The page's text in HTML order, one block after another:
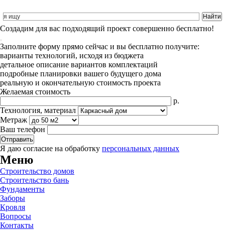
Cоздадим для вас подходящий проект совершенно бесплатно!
Заполните форму прямо сейчас и вы бесплатно получите:
варианты технологий, исходя из бюджета
детальное описание вариантов комплектаций
подробные планировки вашего будущего дома
реальную и окончательную стоимость проекта
Желаемая стоимость
р.
Технология, материал
Метраж
Ваш телефон
Я даю согласие на обработку персональных данных
Меню
Строительство домов
Строительство бань
Фундаменты
Заборы
Кровля
Вопросы
Контакты